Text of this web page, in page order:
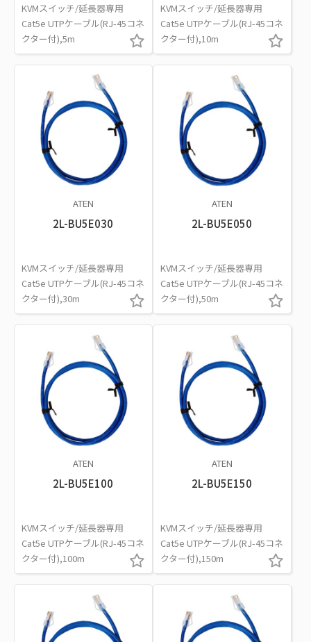
KVMスイッチ/延長器専用
Cat5e UTPケーブル(RJ-45コネ
クター付),5m
KVMスイッチ/延長器専用
Cat5e UTPケーブル(RJ-45コネ
クター付),10m
ATEN
2L-BU5E030
KVMスイッチ/延長器専用
Cat5e UTPケーブル(RJ-45コネ
クター付),30m
ATEN
2L-BU5E050
KVMスイッチ/延長器専用
Cat5e UTPケーブル(RJ-45コネ
クター付),50m
ATEN
2L-BU5E100
KVMスイッチ/延長器専用
Cat5e UTPケーブル(RJ-45コネ
クター付),100m
ATEN
2L-BU5E150
KVMスイッチ/延長器専用
Cat5e UTPケーブル(RJ-45コネ
クター付),150m